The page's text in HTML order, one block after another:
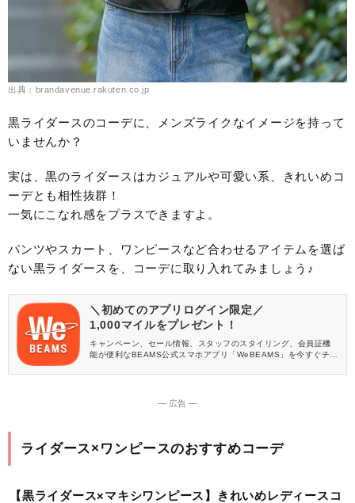
出典：brandavenue.rakuten.co.jp
黒ライダースのコーデに、メンズライクなイメージを持って
いませんか？
実は、黒のライダースはカジュアルや可愛い系、きれいめコ
ーデとも相性抜群！
一気にこなれ感をプラスできますよ。
パンツやスカート、ワンピースなど合わせるアイテムを選ば
ない黒ライダースを、コーデに取り入れてみましょう♪
＼初めてのアプリログイン限定／
1,000マイルをプレゼント！
キャンペーン、セール情報、スタッフのスタイリング、会員証機
能が便利なBEAMS公式スマホアプリ「WeBEAMS」を今すぐチェ
― 広告 ―
ライダース×ワンピースのおすすめコーデ
【黒ライダース×マキシワンピース】きれいめレディースコ